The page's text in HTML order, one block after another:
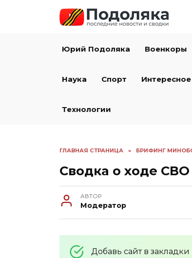
Юрий Подоляка Военкоры
Наука Спорт Интересное
Технологии
ГЛАВНАЯ СТРАНИЦА » БРИФИНГ
Сводка о ходе
АВТОР
Модератор
Добавь сайт в